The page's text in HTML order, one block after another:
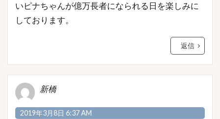
いピナちゃんが億万長者になられる日を楽しみに
しております。
返信
新橋
2019年3月8日 6:37 AM